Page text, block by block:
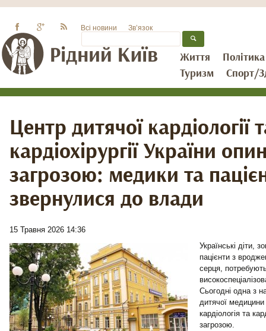
Життя
Політика
Туризм
Спорт/
Всі новини Зв’язок
Центр дитячої кардіології
кардіохірургії України
загрозою: медики та
звернулися до влади
15 Травня 2026 14:36
Українські діти,
пацієнти з
серця,
Сьогодні одна з
дитячої
кардіологія та
загрозою.